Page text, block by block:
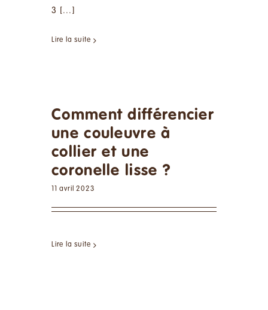
3 [...]
Lire la suite
Comment différencier
une couleuvre à
collier et une
coronelle lisse ?
11 avril 2023
Lire la suite